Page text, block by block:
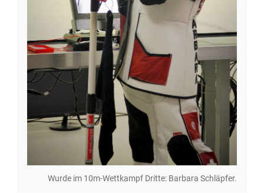
Wurde im 10m-Wettkampf Dritte: Barbara Schläpfer.